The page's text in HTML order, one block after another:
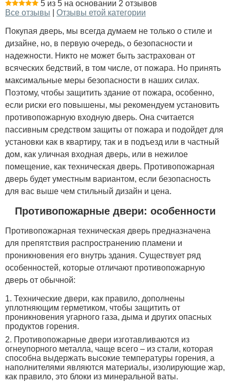
5 из 5 на основании 2 отзывов
Все отзывы
Отзывы етой категории
Покупая дверь, мы всегда думаем не только о стиле и
дизайне, но, в первую очередь, о безопасности и
надежности. Никто не может быть застрахован от
всяческих бедствий, в том числе, от пожара. Но принять
максимальные меры безопасности в наших силах.
Поэтому, чтобы защитить здание от пожара, особенно,
если риски его повышены, мы рекомендуем установить
противопожарную входную дверь. Она считается
пассивным средством защиты от пожара и подойдет для
установки как в квартиру, так и в подъезд или в частный
дом, как уличная входная дверь, или в нежилое
помещение, как техническая дверь. Противопожарная
дверь будет уместным вариантом, если безопасность
для вас выше чем стильный дизайн и цена.
Противопожарные двери: особенности
Противопожарная техническая дверь предназначена
для препятствия распространению пламени и
проникновения его внутрь здания. Существует ряд
особенностей, которые отличают противопожарную
дверь от обычной:
Технические двери, как правило, дополнены
уплотняющим герметиком, чтобы защитить от
проникновения угарного газа, дыма и других опасных
продуктов горения.
Противопожарные двери изготавливаются из
огнеупорного металла, чаще всего – из стали, которая
способна выдержать высокие температуры горения, а
наполнителями являются материалы, изолирующие жар,
как правило, это блоки из минеральной ваты.